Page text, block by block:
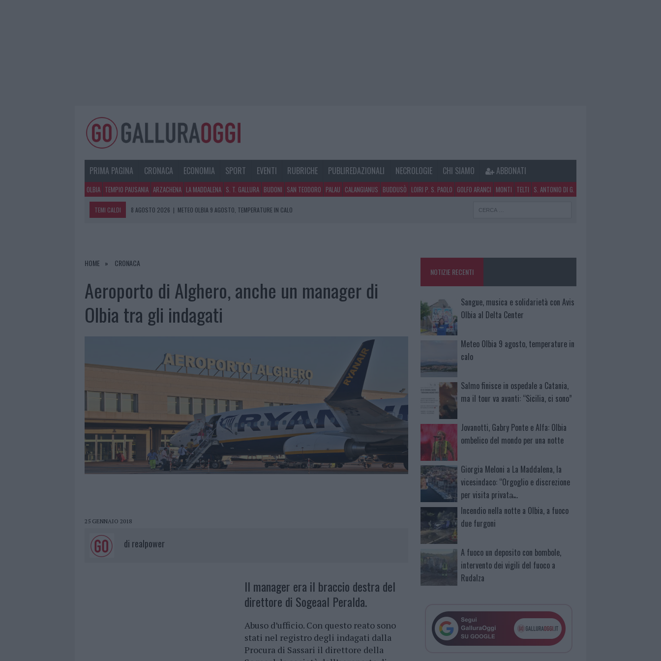
PRIMA PAGINA CRONACA ECONOMIA SPORT EVENTI RUBRICHE PUBLIREDAZIONALI NECROLOGIE CHI SIAMO ABBONATI
OLBIA TEMPIO PAUSANIA ARZACHENA LA MADDALENA S. T. GALLURA BUDONI SAN TEODORO PALAU CALANGIANUS BUDDUSÒ LOIRI P. S. PAOLO GOLFO ARANCI MONTI TELTI S. ANTONIO DI G.
TEMI CALDI 8 AGOSTO 2026 | METEO OLBIA 9 AGOSTO, TEMPERATURE IN CALO
8 AGOSTO 2026
|
HOME CRONACA
Aeroporto di Alghero, anche un manager di
Olbia tra gli indagati
25 GENNAIO 2018
di realpower
Il manager era il braccio destra del
direttore di Sogeaal Peralda.
Abuso d’ufficio. Con questo reato sono
stati nel registro degli indagati dalla
Procura di Sassari il direttore della
NOTIZIE RECENTI
Sangue, musica e solidarietà con Avis
Olbia al Delta Center
Meteo Olbia 9 agosto, temperature in
calo
Salmo finisce in ospedale a Catania,
ma il tour va avanti: “Sicilia, ci sono”
Jovanotti, Gabry Ponte e Alfa: Olbia
ombelico del mondo per una notte
Giorgia Meloni a La Maddalena, la
vicesindaco: “Orgoglio e discrezione
per visita privata̶…
Incendio nella notte a Olbia, a fuoco
due furgoni
A fuoco un deposito con bombole,
intervento dei vigili del fuoco a
Rudalza